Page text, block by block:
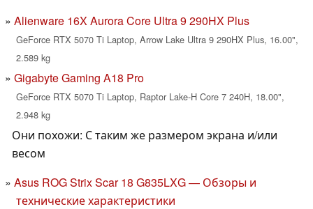
Alienware 16X Aurora Core Ultra 9 290HX Plus
GeForce RTX 5070 Ti Laptop, Arrow Lake Ultra 9 290HX Plus, 16.00",
2.589 kg
Gigabyte Gaming A18 Pro
GeForce RTX 5070 Ti Laptop, Raptor Lake-H Core 7 240H, 18.00",
2.948 kg
Они похожи: С таким же размером экрана и/или
весом
Asus ROG Strix Scar 18 G835LXG — Обзоры и
технические характеристики